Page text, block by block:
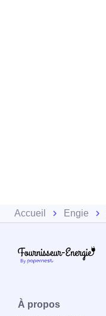
Accueil Engie
À propos